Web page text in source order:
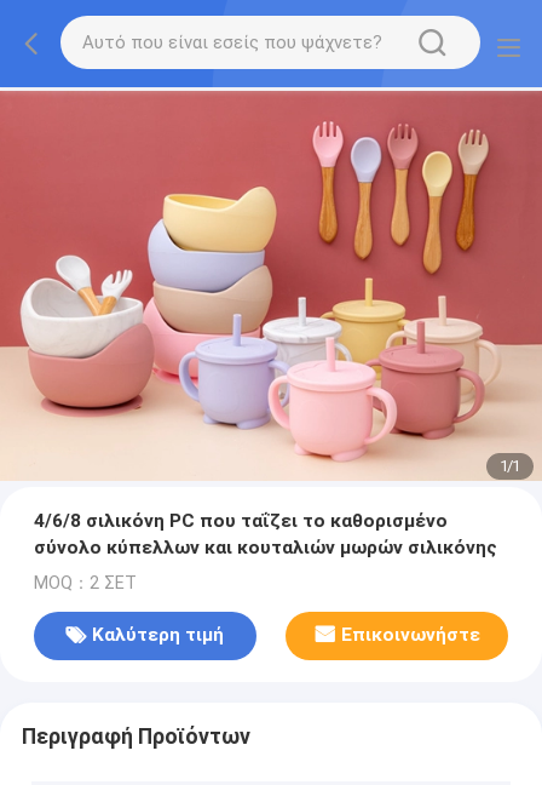
1/1
4/6/8 σιλικόνη PC που ταΐζει το καθορισμένο
σύνολο κύπελλων και κουταλιών μωρών σιλικόνης
MOQ：2 ΣΕΤ
Καλύτερη τιμή Επικοινωνήστε
Περιγραφή Προϊόντων